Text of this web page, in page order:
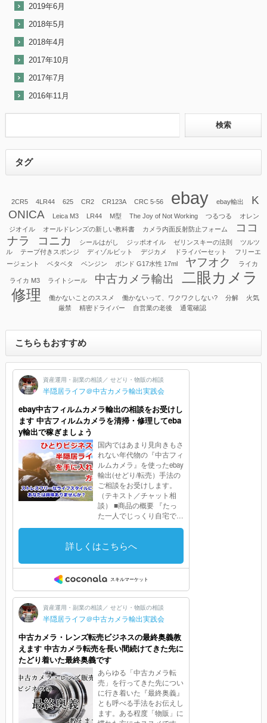
2019年6月
2018年5月
2018年4月
2017年10月
2017年7月
2016年11月
タグ
2CR5 4LR44 625 CR2 CR123A CRC 5-56 ebay ebay輸出
K
ONICA
Leica M3 LR44 M型 The Joy of Not Working つるつる
オレン
ジオイル
オールドレンズの新しい教科書 カメラ内面反射防止フォーム
ココ
ナラ
コニカ シールはがし ジッポオイル ゼリンスキーの法則
ツルツ
ル
テープ付きスポンジ ディゾルビット デジカメ ドライバーセット
フリーエ
ージェント
ベタベタ ベンジン ボンド G17水性 17ml ヤフオク ライカ
ライカ M3 ライトシール 中古カメラ輸出
二眼カメラ
修理
働かないことのススメ 働かないって、ワクワクしない? 分解
火気
厳禁
精密ドライバー 自営業の老後 通電確認
こちらもおすすめ